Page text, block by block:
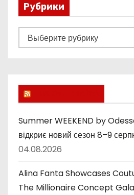
Рубрики
у
к
и
Summer WEEKEND by
відкриє новий сезон 8–9
04.08.2026
Alina Fanta Showcases
The Millionaire Concept